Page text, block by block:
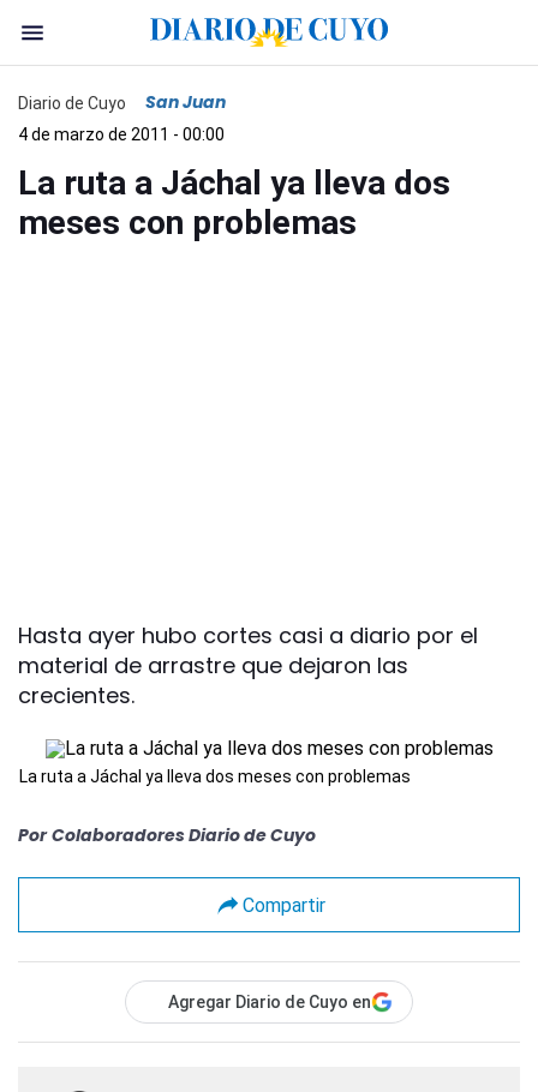
Diario de Cuyo San Juan
4 de marzo de 2011 - 00:00
La ruta a Jáchal ya lleva dos
meses con problemas
Hasta ayer hubo cortes casi a diario por el
material de arrastre que dejaron las
crecientes.
La ruta a Jáchal ya lleva dos meses con problemas
Por Colaboradores Diario de Cuyo
Compartir
Agregar Diario de Cuyo en